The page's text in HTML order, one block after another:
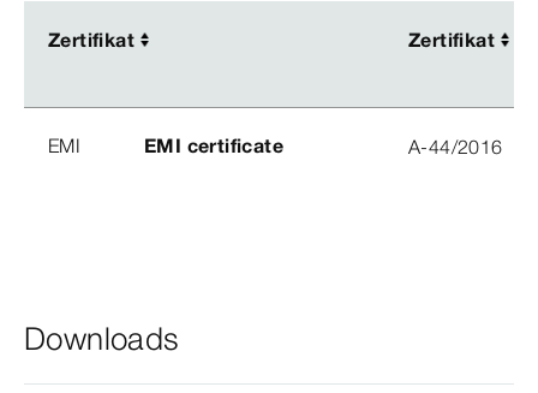
Zertifikat Zertifikat
Zertifikat Zertifikat
EMI EMI certificate A-44/2016
Downloads